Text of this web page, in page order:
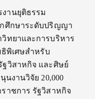
านยุติธรรม
ศึกษาระดับปริญญา
ทยาและการบริหาร
ธิพิเศษสำหรับ
วิสาหกิจ และศิษย์
นงานวิจัย 20,000
าชการ รัฐวิสาหกิจ